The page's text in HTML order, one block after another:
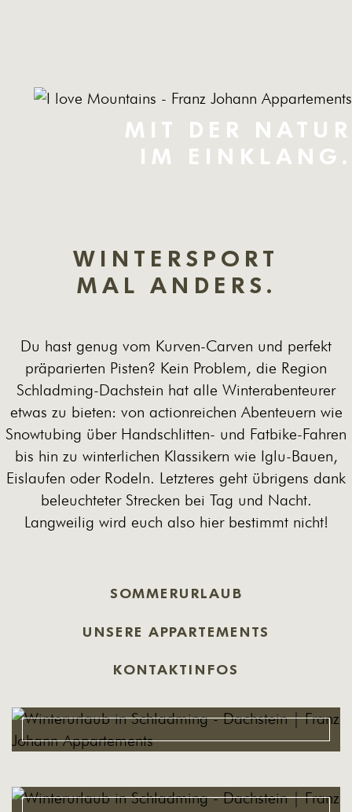
MIT DER NATUR
IM EINKLANG.
WINTERSPORT
MAL ANDERS.
Du hast genug vom Kurven-Carven und perfekt
präparierten Pisten? Kein Problem, die Region
Schladming-Dachstein hat alle Winterabenteurer
etwas zu bieten: von actionreichen Abenteuern wie
Snowtubing über Handschlitten- und Fatbike-Fahren
bis hin zu winterlichen Klassikern wie Iglu-Bauen,
Eislaufen oder Rodeln. Letzteres geht übrigens dank
beleuchteter Strecken bei Tag und Nacht.
Langweilig wird euch also hier bestimmt nicht!
SOMMERURLAUB
UNSERE APPARTEMENTS
KONTAKTINFOS